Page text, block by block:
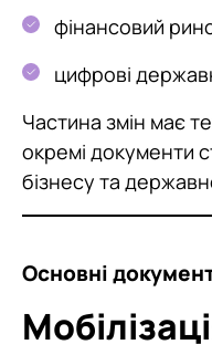
фінансовий
цифрові
Частина змін має
окремі документи
бізнесу та
Основні